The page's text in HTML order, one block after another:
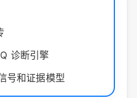
诊断引擎
号和证据模型